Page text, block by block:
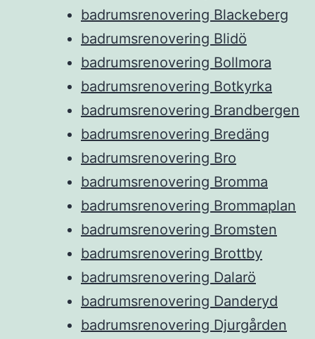
badrumsrenovering Blackeberg
badrumsrenovering Blidö
badrumsrenovering Bollmora
badrumsrenovering Botkyrka
badrumsrenovering Brandbergen
badrumsrenovering Bredäng
badrumsrenovering Bro
badrumsrenovering Bromma
badrumsrenovering Brommaplan
badrumsrenovering Bromsten
badrumsrenovering Brottby
badrumsrenovering Dalarö
badrumsrenovering Danderyd
badrumsrenovering Djurgården